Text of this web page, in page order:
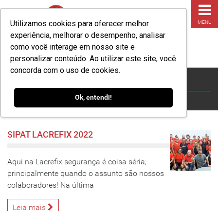
Utilizamos cookies para oferecer melhor
experiência, melhorar o desempenho, analisar
como você interage em nosso site e
personalizar conteúdo. Ao utilizar este site, você
concorda com o uso de cookies.
Ok, entendi!
MENU
POSTS TAGGED "SIPAT 2022"
SIPAT LACREFIX 2022
Aqui na Lacrefix segurança é coisa séria,
principalmente quando o assunto são nossos
colaboradores! Na última
Leia mais